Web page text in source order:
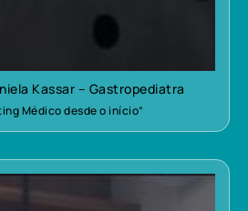
Kassar – Gastropediatra
Médico desde o início”